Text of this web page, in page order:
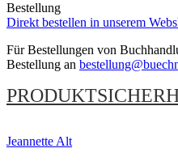
Bestellung
Direkt bestellen in unserem
Für Bestellungen von
Bestellung an
Jeannette Alt